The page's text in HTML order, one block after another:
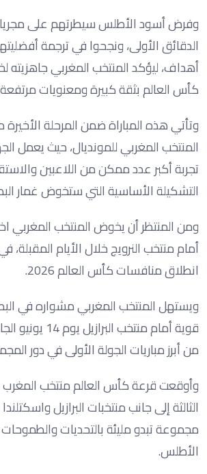
وفرض أسود الأطلس سيطرتهم على
الدقائق الأولى، ونجحوا في ترجمة
أهداف، ليؤكد المنتخب المغربي
كأس العالم بثقة كبيرة ومعنويات
وتأتي هذه المباراة ضمن المرحلة
المنتخب المغربي للمونديال، حيث يعمل
تجربة أكبر عدد ممكن من اللاعبين
التشكيلة الأساسية التي ستخوض غمار
ومن المنتظر أن يخوض المنتخب المغربي
أمام منتخب النرويج خلال الأيام المقبلة،
انطلاق منافسات كأس العالم 2026.
ويستهل المنتخب المغربي مشواره في
قوية أمام منتخب
من أبرز مباريات الجولة الأولى في دور
وأوقعت قرعة كأس العالم منتخب
الثالثة إلى جانب منتخبات البرازيل
مجموعة تبدو مليئة بالتحديات
الأطلس.